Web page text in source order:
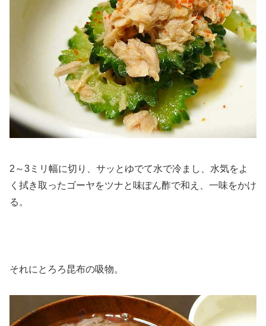
2～3ミリ幅に切り、サッとゆでて水で冷まし、水気をよ
く拭き取ったゴーヤをツナと味ぽん酢で和え、一味をかけ
る。
それにとろろ昆布の吸物。